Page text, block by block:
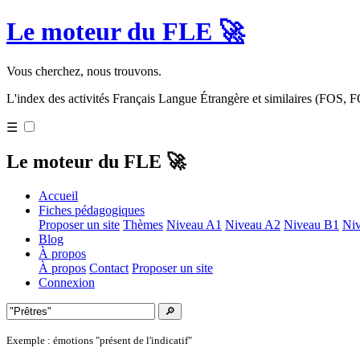
Le moteur du FLE 🚀
Vous cherchez, nous trouvons.
L'index des activités Français Langue Étrangère et similaires (FOS,
☰
Le moteur du FLE 🚀
Accueil
Fiches pédagogiques
Proposer un site Thèmes Niveau A1 Niveau A2 Niveau B1
Blog
À propos
À propos Contact Proposer un site
Connexion
🔎
Exemple : émotions "présent de l'indicatif"